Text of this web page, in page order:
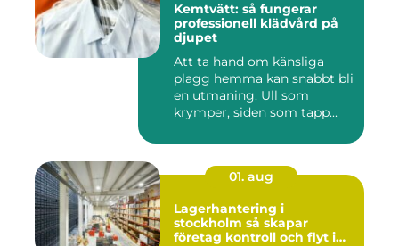
Kemtvätt: så fungerar
professionell klädvård på
djupet
Att ta hand om känsliga
plagg hemma kan snabbt bli
en utmaning. Ull som
krymper, siden som tapp...
01. aug
Lagerhantering i
stockholm så skapar
företag kontroll och flyt i